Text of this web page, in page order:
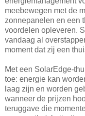
meebewegen met de
zonnepanelen en een
voordelen opleveren.
vandaag al
moment dat zij een
Met een SolarEdge-
toe: energie kan
laag zijn en worden
wanneer de prijzen
teruggave die